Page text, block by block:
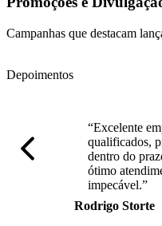
Campanhas que destacam
Depoimentos
“Excelente
qualificados,
dentro do
ótimo
impecável.”
Rodrigo Storte